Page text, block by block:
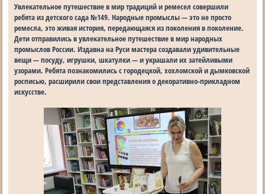
Увлекательное путешествие в мир традиций и ремесел совершили
ребята из детского сада №149. Народные промыслы — это не просто
ремесла, это живая история, передающаяся из поколения в поколение.
Дети отправились в увлекательное путешествие в мир народных
промыслов России. Издавна на Руси мастера создавали удивительные
вещи — посуду, игрушки, шкатулки — и украшали их затейливыми
узорами. Ребята познакомились с городецкой, хохломской и дымковской
росписью, расширили свои представления о декоративно-прикладном
искусстве.